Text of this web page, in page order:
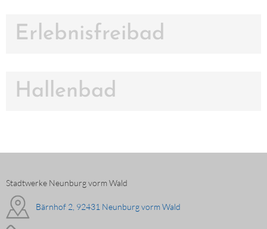
Erlebnisfreibad
Hallenbad
Stadtwerke Neunburg vorm Wald
Bärnhof 2, 92431 Neunburg vorm Wald